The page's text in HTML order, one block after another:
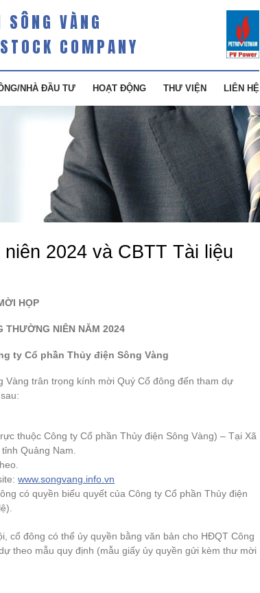
VÀNG
COMPANY
NHÀ ĐẦU TƯ HOẠT ĐỘNG THƯ VIỆN LIÊN HỆ
2024 và CBTT Tài liệu
HỌP
THƯỜNG NIÊN NĂM 2024
ty Cổ phần Thủy điện Sông Vàng
Vàng trân trọng kính mời Quý Cổ đông đến tham dự
thuộc Công ty Cổ phần Thủy điện Sông Vàng) – Tại Xã
Quảng Nam.
www.songvang.info.vn
có quyền biểu quyết của Công ty Cổ phần Thủy điện
cổ đông có thể ủy quyền bằng văn bản cho HĐQT Công
theo mẫu quy định (mẫu giấy ủy quyền gửi kèm thư mời